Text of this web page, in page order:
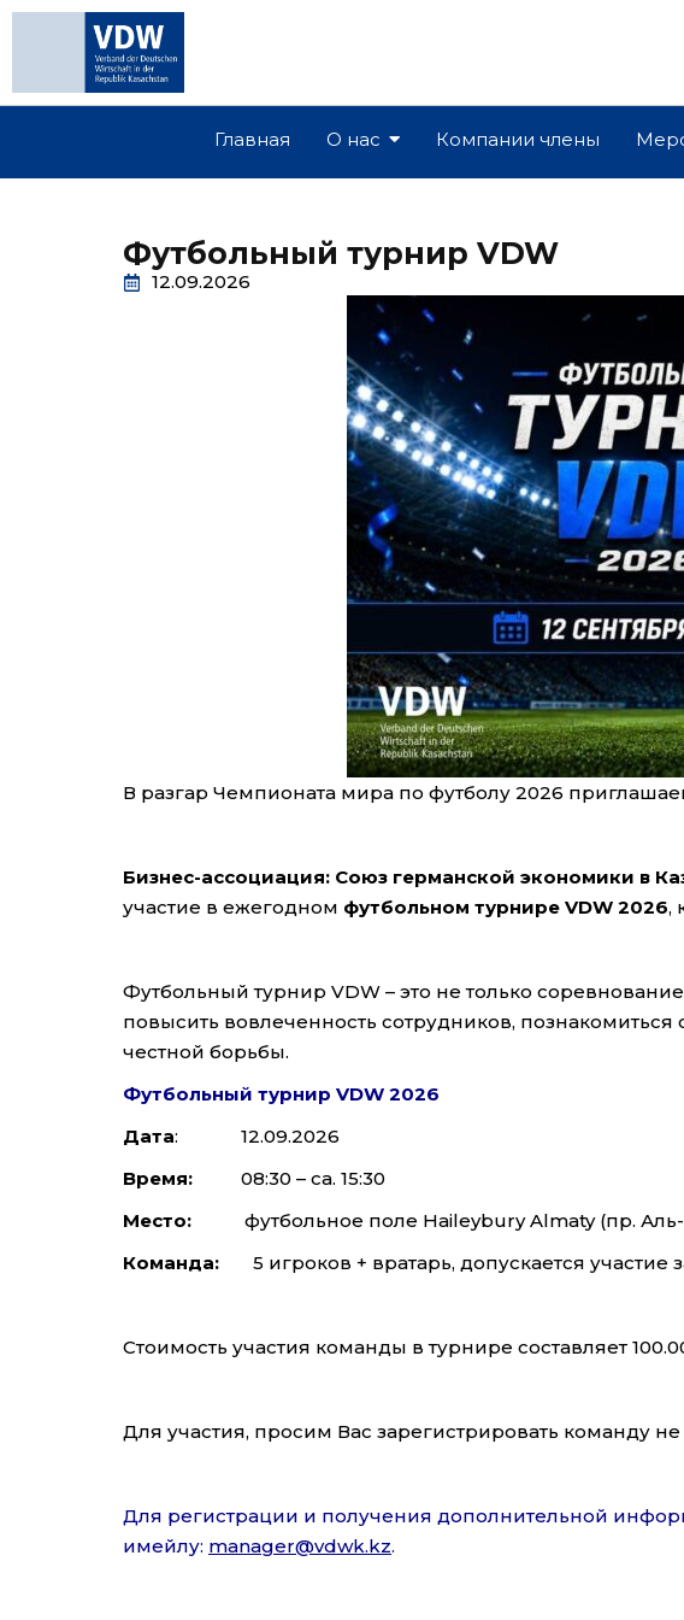
Главная О нас Компании члены
Футбольный турнир VDW
12.09.2026
В разгар Чемпионата мира по футболу 2026
Бизнес-ассоциация: Союз германской экономики в
участие в ежегодном футбольном турнире VDW 2026,
Футбольный турнир VDW – это не только
повысить вовлеченность сотрудников,
честной борьбы.
Футбольный турнир VDW 2026
Дата: 12.09.2026
Время: 08:30 – са. 15:30
Место: футбольное поле Haileybury Almaty (пр. Аль-
Команда: 5 игроков + вратарь, допускается участие
Стоимость участия команды в турнире составляет
Для участия, просим Вас зарегистрировать команду
Для регистрации и получения дополнительной
имейлу: manager@vdwk.kz.